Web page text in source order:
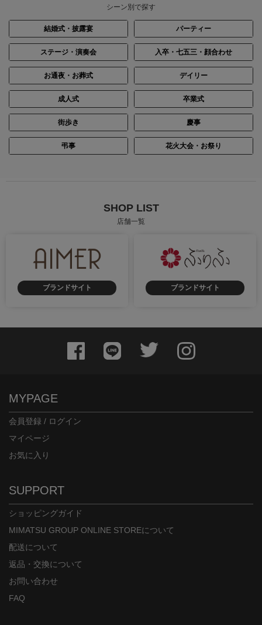
身長：154cm 身長：164cm
シーン別で探す
結婚式・披露宴 パーティー
ステージ・演奏会 入卒・七五三・顔合わせ
お通夜・お葬式 デイリー
成人式 卒業式
街歩き 慶事
弔事 花火大会・お祭り
SHOP LIST
店舗一覧
ブランドサイト ブランドサイト
MYPAGE
会員登録 / ログイン
マイページ
お気に入り
SUPPORT
ショッピングガイド
MIMATSU GROUP ONLINE STOREについて
配送について
返品・交換について
お問い合わせ
FAQ